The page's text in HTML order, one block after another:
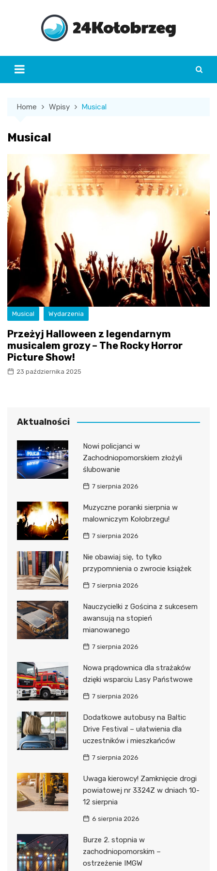
Home Wpisy Musical
Musical
Musical Wydarzenia
Przeżyj Halloween z legendarnym
musicalem grozy – The Rocky Horror
Picture Show!
23 października 2025
Aktualności
Nowi policjanci w
Zachodniopomorskiem złożyli
ślubowanie
7 sierpnia 2026
Muzyczne poranki sierpnia w
malowniczym Kołobrzegu!
7 sierpnia 2026
Nie obawiaj się, to tylko
przypomnienia o zwrocie książek
7 sierpnia 2026
Nauczycielki z Gościna z sukcesem
awansują na stopień
mianowanego
7 sierpnia 2026
Nowa prądownica dla strażaków
dzięki wsparciu Lasy Państwowe
7 sierpnia 2026
Dodatkowe autobusy na Baltic
Drive Festival – ułatwienia dla
uczestników i mieszkańców
7 sierpnia 2026
Uwaga kierowcy! Zamknięcie drogi
powiatowej nr 3324Z w dniach 10-
12 sierpnia
6 sierpnia 2026
Burze 2. stopnia w
zachodniopomorskim –
ostrzeżenie IMGW